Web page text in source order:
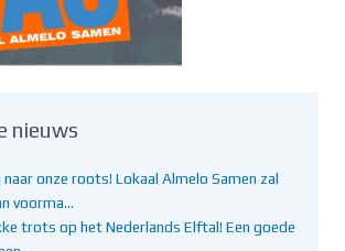
nieuws
onze roots! Lokaal Almelo Samen zal
voorma…
trots op het Nederlands Elftal! Een goede